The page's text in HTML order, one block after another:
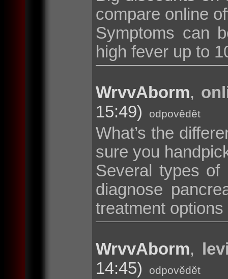
compare online
Symptoms can
high fever up to
WrvvAborm,
15:49)
odpovědět
What’s the
sure you
Several types
diagnose
treatment
WrvvAborm,
14:45)
odpovědět